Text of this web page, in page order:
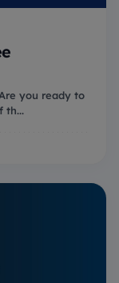
you ready to
th...